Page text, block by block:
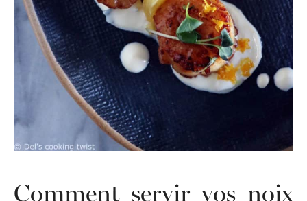
Comment servir vos noix